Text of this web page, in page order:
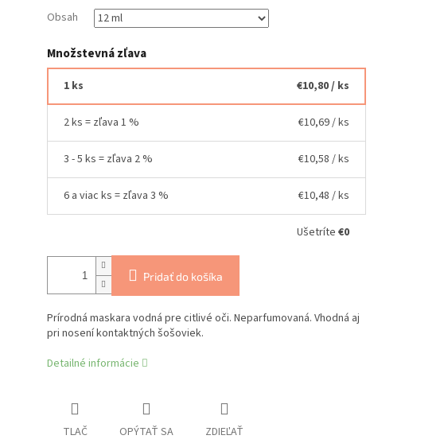
Obsah
Množstevná zľava
1 ks €10,80/ ks
2 ks = zľava 1 % €10,69/ ks
3 - 5 ks = zľava 2 % €10,58 / ks
6 a viac ks = zľava 3 % €10,48 / ks
Ušetríte €0
Pridať do košíka
Prírodná maskara vodná pre citlivé oči. Neparfumovaná. Vhodná aj
pri nosení kontaktných šošoviek.
Detailné informácie
TLAČ OPÝTAŤ SA ZDIEĽAŤ